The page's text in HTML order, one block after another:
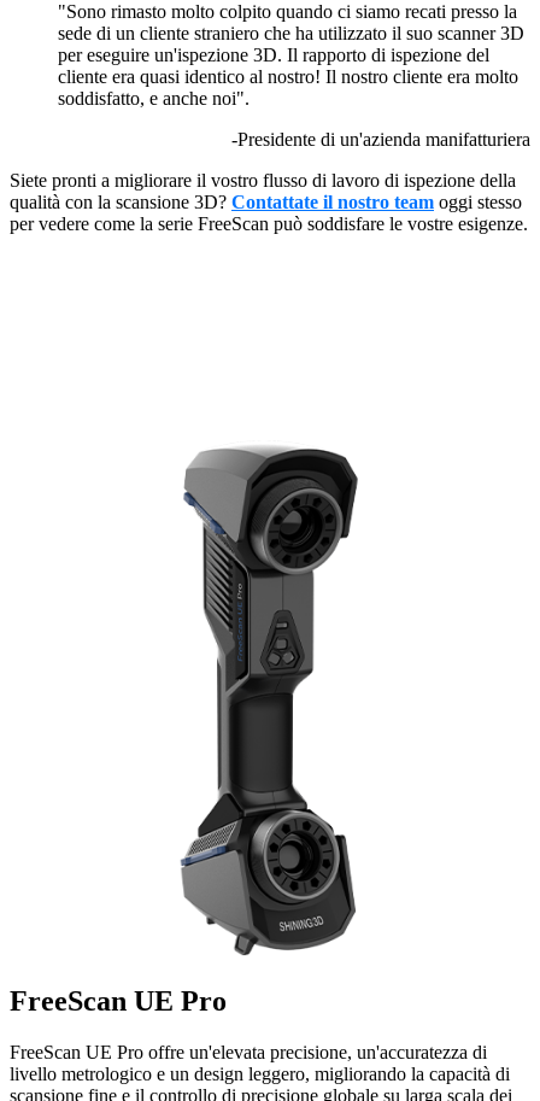
"Sono rimasto molto colpito quando ci siamo recati presso la
sede di un cliente straniero che ha utilizzato il suo scanner 3D
per eseguire un'ispezione 3D. Il rapporto di ispezione del
cliente era quasi identico al nostro! Il nostro cliente era molto
soddisfatto, e anche noi".
-Presidente di un'azienda manifatturiera
Siete pronti a migliorare il vostro flusso di lavoro di ispezione della
qualità con la scansione 3D? Contattate il nostro team oggi stesso
per vedere come la serie FreeScan può soddisfare le vostre esigenze.
FreeScan UE Pro
FreeScan UE Pro offre un'elevata precisione, un'accuratezza di
livello metrologico e un design leggero, migliorando la capacità di
scansione fine e il controllo di precisione globale su larga scala dei